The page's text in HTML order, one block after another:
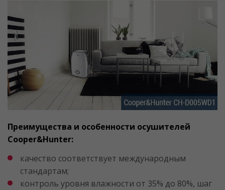
Преимущества и особенности осушителей
Cooper&Hunter:
качество соответствует международным
стандартам;
контроль уровня влажности от 35% до 80%, шаг